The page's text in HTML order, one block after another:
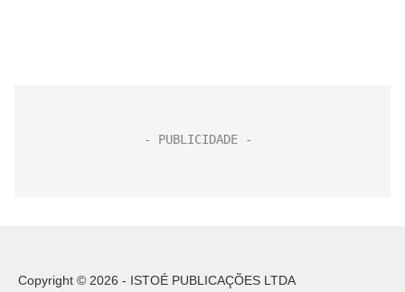
Copyright © 2026 - ISTOÉ PUBLICAÇÕES LTDA